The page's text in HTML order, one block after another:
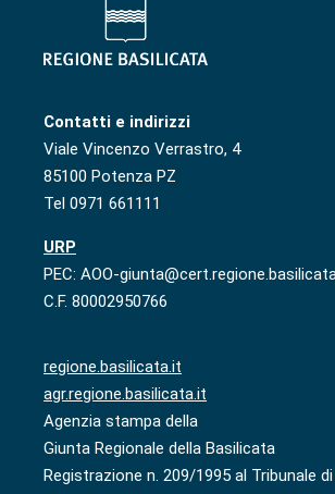
Contatti e indirizzi
Viale Vincenzo Verrastro, 4
85100 Potenza PZ
Tel 0971 661111
URP
PEC: AOO-
C.F. 80002950766
regione.basilicata.it
agr.regione.basilicata.it
Agenzia stampa della
Giunta Regionale della Basilicata
Registrazione n. 209/1995 al Tribunale